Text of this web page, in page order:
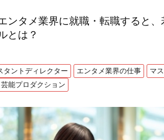
ンタメ業界に就職・転職すると、
とは？
タントディレクター エンタメ業界の仕事
マ
芸能プロダクション